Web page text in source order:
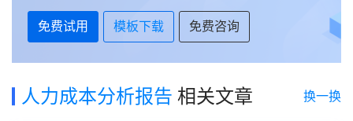
免费试用 模板下载 免费咨询
人力成本分析报告 相关文章 换一换